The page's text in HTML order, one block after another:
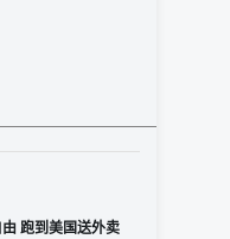
跑到美国送外卖